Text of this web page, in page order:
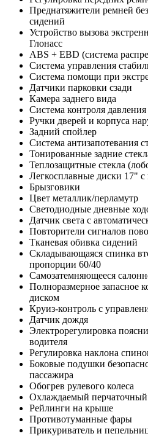
Преднатяжители ремней
сидений
Устройство вызова
Глонасс
ABS + EBD (система
Система управления
Система помощи при
Датчики парковки сзади
Камера заднего вида
Система контроля
Ручки дверей и корпуса
Задний спойлер
Система антизапотевания
Тонированные задние
Теплозащитные стекла
Легкосплавные диски 17"
Брызговики
Цвет металлик/перламутр
Светодиодные дневные
Датчик света с
Повторители сигналов
Тканевая обивка сидений
Складывающаяся спинка
пропорции 60/40
Самозатемняющееся
Полноразмерное запасное
диском
Круиз-контроль с
Датчик дождя
Электрорегулировка
водителя
Регулировка наклона
Боковые подушки
пассажира
Обогрев рулевого колеса
Охлаждаемый
Рейлинги на крыше
Противотуманные фары
Прикуриватель и